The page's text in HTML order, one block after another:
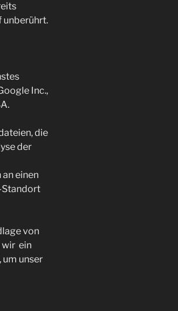
Inc.,
die
der
einen
Standort
von
wir ein
unser